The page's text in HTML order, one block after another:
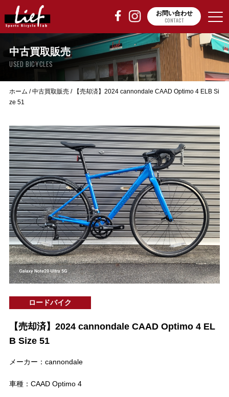
お問い合わせ
CONTACT
中古買取販売
USED BICYCLES
ホーム /中古買取販売/
【売却済】2024 cannondale CAAD Optimo 4 ELB Si
ze 51
ロードバイク
【売却済】2024 cannondale CAAD Optimo 4 EL
B Size 51
メーカー：cannondale
車種：CAAD Optimo 4